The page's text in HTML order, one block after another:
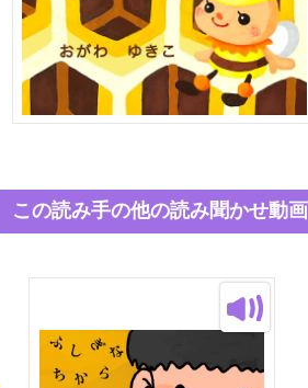
この読み手の他の読み聞かせ動画